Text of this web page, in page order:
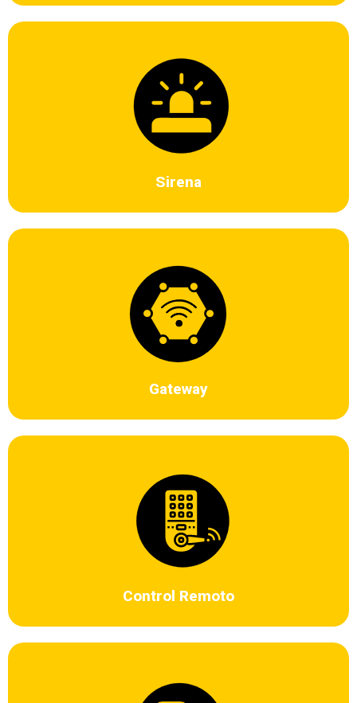
Sirena
Es el equipo que emite un sonido duro, al momento en el cual el
sistema de seguridad ha detectado alguna señal de alarma.
Efectiva para generar protección y disuadir.
Gateway
Base que centraliza y administra todos los componentes del kit
de seguridad. Soporta: temporizador, escenario, enlace,
funciones. Soporta Ethernet, Soporta Wifi.
Control Remoto
Permite activar o desactivar la alarma desde el control. Este
dispositivo lo puede llevar en su cartera o en su bolsillo. Trabaja a una
distancia de 100 mts.